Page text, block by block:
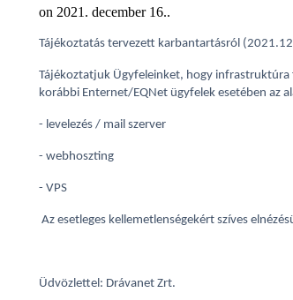
on 2021. december 16..
Tájékoztatás tervezett karbantartásról
Tájékoztatjuk Ügyfeleinket, hogy
korábbi Enternet/EQNet ügyfelek esetében az
- levelezés / mail szerver
- webhoszting
- VPS
Az esetleges kellemetlenségekért szíves
Üdvözlettel: Drávanet Zrt.